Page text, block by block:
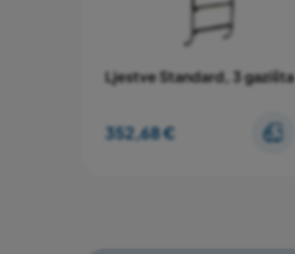
Ljestve Standard, 3 gazišta
352,68 €